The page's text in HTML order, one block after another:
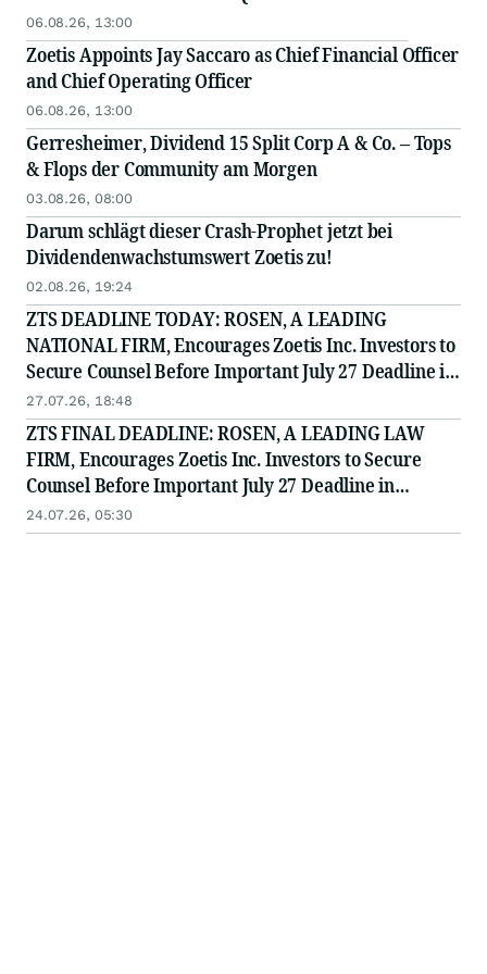
06.08.26, 13:00
Zoetis Appoints Jay Saccaro as Chief Financial Officer
and Chief Operating Officer
06.08.26, 13:00
Gerresheimer, Dividend 15 Split Corp A & Co. – Tops
& Flops der Community am Morgen
03.08.26, 08:00
Darum schlägt dieser Crash-Prophet jetzt bei
Dividendenwachstumswert Zoetis zu!
02.08.26, 19:24
ZTS DEADLINE TODAY: ROSEN, A LEADING
NATIONAL FIRM, Encourages Zoetis Inc. Investors to
Secure Counsel Before Important July 27 Deadline in
Securities Class Action - ZTS
27.07.26, 18:48
ZTS FINAL DEADLINE: ROSEN, A LEADING LAW
FIRM, Encourages Zoetis Inc. Investors to Secure
Counsel Before Important July 27 Deadline in
Securities Class Action - ZTS
24.07.26, 05:30